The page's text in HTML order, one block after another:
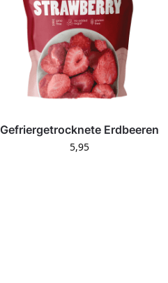
Gefriergetrocknete Erdbeeren
5,95